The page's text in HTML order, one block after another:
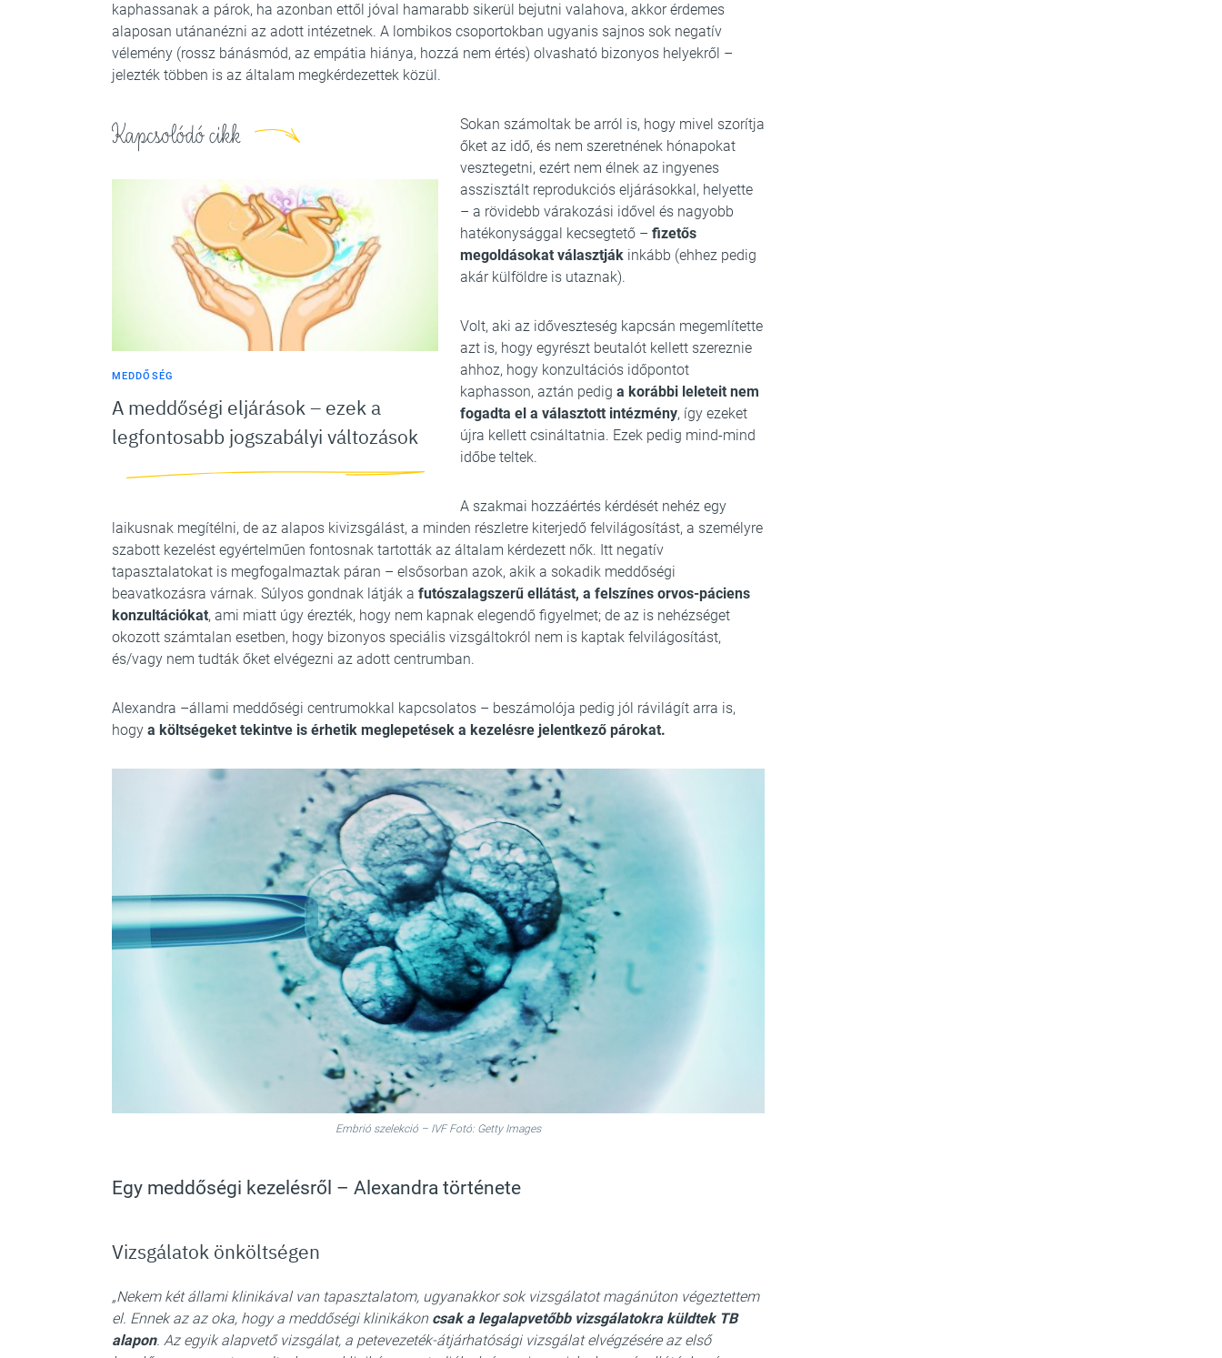
kaphassanak a párok, ha azonban ettől jóval hamarabb sikerül bejutni valahova, akkor érdemes
alaposan utánanézni az adott intézetnek. A lombikos csoportokban ugyanis sajnos sok negatív
vélemény (rossz bánásmód, az empátia hiánya, hozzá nem értés) olvasható bizonyos helyekről –
jelezték többen is az általam megkérdezettek közül.
Kapcsolódó cikk
MEDDŐSÉG
A meddőségi eljárások – ezek a
legfontosabb jogszabályi változások
Sokan számoltak be arról is, hogy mivel szorítja
őket az idő, és nem szeretnének hónapokat
vesztegetni, ezért nem élnek az ingyenes
asszisztált reprodukciós eljárásokkal, helyette
– a rövidebb várakozási idővel és nagyobb
hatékonysággal kecsegtető – fizetős
megoldásokat választják inkább (ehhez pedig
akár külföldre is utaznak).
Volt, aki az időveszteség kapcsán megemlítette
azt is, hogy egyrészt beutalót kellett szereznie
ahhoz, hogy konzultációs időpontot
kaphasson, aztán pedig a korábbi leleteit nem
fogadta el a választott intézmény, így ezeket
újra kellett csináltatnia. Ezek pedig mind-mind
időbe teltek.
A szakmai hozzáértés kérdését nehéz egy
laikusnak megítélni, de az alapos kivizsgálást, a minden részletre kiterjedő felvilágosítást, a személyre
szabott kezelést egyértelműen fontosnak tartották az általam kérdezett nők. Itt negatív
tapasztalatokat is megfogalmaztak páran – elsősorban azok, akik a sokadik meddőségi
beavatkozásra várnak. Súlyos gondnak látják a futószalagszerű ellátást, a felszínes orvos-páciens
konzultációkat, ami miatt úgy érezték, hogy nem kapnak elegendő figyelmet; de az is nehézséget
okozott számtalan esetben, hogy bizonyos speciális vizsgáltokról nem is kaptak felvilágosítást,
és/vagy nem tudták őket elvégezni az adott centrumban.
Alexandra –állami meddőségi centrumokkal kapcsolatos – beszámolója pedig jól rávilágít arra is,
hogy a költségeket tekintve is érhetik meglepetések a kezelésre jelentkező párokat.
Embrió szelekció – IVF Fotó: Getty Images
Egy meddőségi kezelésről – Alexandra története
Vizsgálatok önköltségen
„Nekem két állami klinikával van tapasztalatom, ugyanakkor sok vizsgálatot magánúton végeztettem
el. Ennek az az oka, hogy a meddőségi klinikákon csak a legalapvetőbb vizsgálatokra küldtek TB
alapon. Az egyik alapvető vizsgálat, a petevezeték-átjárhatósági vizsgálat elvégzésére az első